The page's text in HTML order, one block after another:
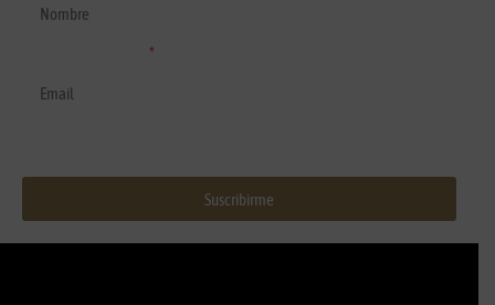
Suscribirme